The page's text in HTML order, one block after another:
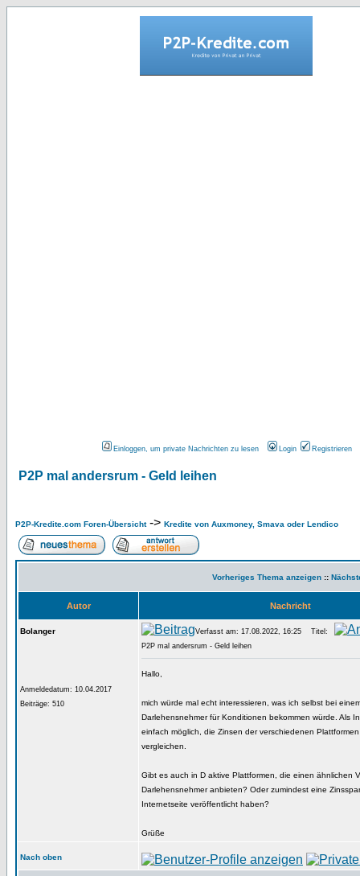
Einloggen, um private Nachrichten zu lesen Login Registrieren
P2P mal andersrum - Geld leihen
P2P-Kredite.com Foren-Übersicht-> Kredite von Auxmoney, Smava oder Lendico
Vorheriges Thema anzeigen ::
Autor Nachricht
Bolanger
Anmeldedatum: 10.04.2017
Beiträge: 510
Verfasst am: 17.08.2022, 16:25
Titel:
P2P mal andersrum - Geld leihen
Hallo,
mich würde mal echt interessieren, was ich selbst bei
Darlehensnehmer für Konditionen bekommen würde. Als
einfach möglich, die Zinsen der verschiedenen
vergleichen.
Gibt es auch in D aktive Plattformen, die einen ähnlichen
Darlehensnehmer anbieten? Oder zumindest eine
Internetseite veröffentlicht haben?
Grüße
Nach oben